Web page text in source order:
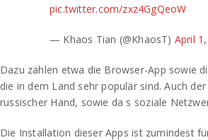
pic.twitter.com/zxz4GgQeoW
— Khaos Tian (@KhaosT) April
Dazu zählen etwa die Browser-App sowie
die in dem Land sehr populär sind. Auch
russischer Hand, sowie da s soziale
Die Installation dieser Apps ist zumindest